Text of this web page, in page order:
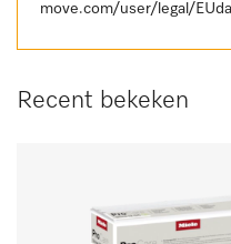
move.com/user/legal/
Recent bekeken